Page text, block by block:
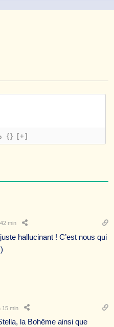
{} [+]
min
hallucinant ! C’est nous qui
15 min
la Bohême ainsi que